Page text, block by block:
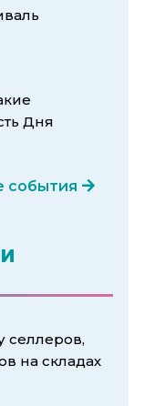
Дня
события
селлеров,
на складах